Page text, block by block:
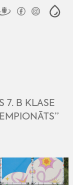
7. B KLASE